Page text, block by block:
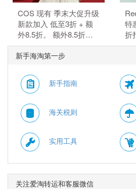
COS 现有 季末大促升级
新款加入 低至3折 + 额
外8.5折。 额外8.5折，
需要使用优惠码：
MAY15。 优惠随时可能
特
折
价
新手海淘第一步
新手指南
海关税则
实用工具
关注爱淘转运和客服微信